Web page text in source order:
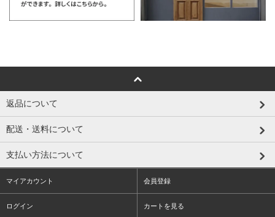
返品について
配送・送料について
支払い方法について
マイアカウント 会員登録
ログイン カートを見る